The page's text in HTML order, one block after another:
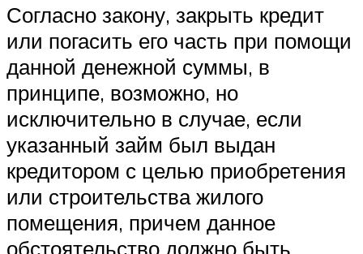
Согласно закону, закрыть кредит
или погасить его часть при помощи
данной денежной суммы, в
принципе, возможно, но
исключительно в случае, если
указанный займ был выдан
кредитором с целью приобретения
или строительства жилого
помещения, причем данное
обстоятельство должно быть